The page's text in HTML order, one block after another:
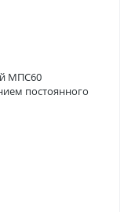
МПС60
постоянного